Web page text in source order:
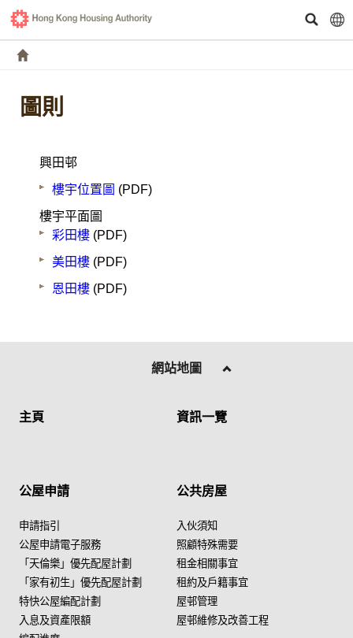
圖則
興田邨
樓宇位置圖 (PDF)
樓宇平面圖
彩田樓 (PDF)
美田樓 (PDF)
恩田樓 (PDF)
網站地圖
主頁 資訊一覽
公屋申請
申請指引
公屋申請電子服務
「天倫樂」優先配屋計劃
「家有初生」優先配屋計劃
特快公屋編配計劃
入息及資產限額
公共房屋
入伙須知
照顧特殊需要
租金相關事宜
租約及戶籍事宜
屋邨管理
屋邨維修及改善工程